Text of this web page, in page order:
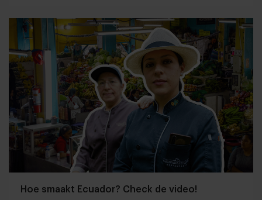
Hoe smaakt Ecuador? Check de video!